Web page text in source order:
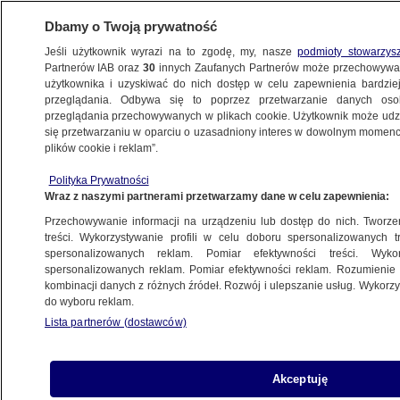
POLSKA
kobiet w Polsce. "Milion nie wie,
że choruje"
29.10.2021, 10:24
Udostępnij
Dbamy o Twoją prywatność
Jeśli użytkownik wyrazi na to zgodę, my, naszepodmioty
Partnerów IAB oraz30 innych Zaufanych Partnerów może
użytkownika i uzyskiwać do nich dostęp w celu zapewnienia
przeglądania. Odbywa się to poprzez przetwarzanie danych
przeglądania przechowywanych w plikach cookie. Użytkownik może
się przetwarzaniu w oparciu o uzasadniony interes w dowolnym
plików cookie i reklam”.
Polityka Prywatności
Wraz z naszymi partnerami przetwarzamy dane w celu zapewnienia:
Przechowywanie informacji na urządzeniu lub dostęp do nich.
treści. Wykorzystywanie profili w celu doboru spersonalizowanych
spersonalizowanych reklam. Pomiar efektywności treści.
spersonalizowanych reklam. Pomiar efektywności reklam.
kombinacji danych z różnych źródeł. Rozwój i ulepszanie usług.
do wyboru reklam.
Lista partnerów (dostawców)
Akceptuję